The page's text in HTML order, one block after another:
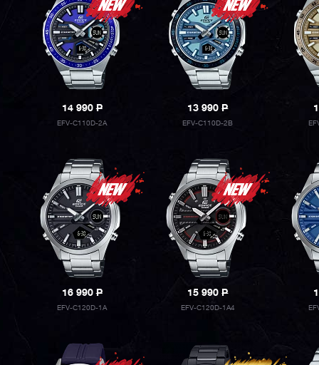
14 990P
EFV-C110D-2A
13 990P
EFV-C110D-2B
16 990P
EFV-C120D-1A
15 990P
EFV-C120D-1A4